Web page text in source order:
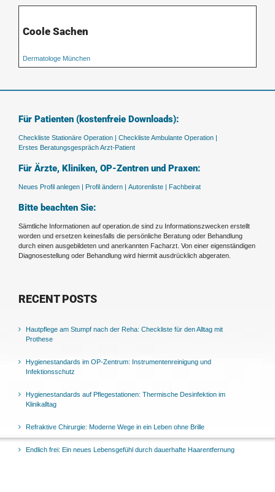
Coole Sachen
Dermatologe München
Für Patienten (kostenfreie Downloads):
Checkliste Stationäre Operation | Checkliste Ambulante Operation |
Erstes Beratungsgespräch Arzt-Patient
Für Ärzte, Kliniken, OP-Zentren und Praxen:
Neues Profil anlegen | Profil ändern | Autorenliste | Fachbeirat
Bitte beachten Sie:
Sämtliche Informationen auf operation.de sind zu Informationszwecken erstellt
worden und ersetzen keinesfalls die persönliche Beratung oder Behandlung
durch einen ausgebildeten und anerkannten Facharzt. Von einer eigenständigen
Diagnosestellung oder Behandlung wird hiermit ausdrücklich abgeraten.
RECENT POSTS
Hautpflege am Stumpf nach der Reha: Checkliste für den Alltag mit
Prothese
Hygienestandards im OP-Zentrum: Instrumentenreinigung und
Infektionsschutz
Hygienestandards auf Pflegestationen: Thermische Desinfektion im
Klinikalltag
Refraktive Chirurgie: Moderne Wege in ein Leben ohne Brille
Endlich frei: Ein neues Lebensgefühl durch dauerhafte Haarentfernung